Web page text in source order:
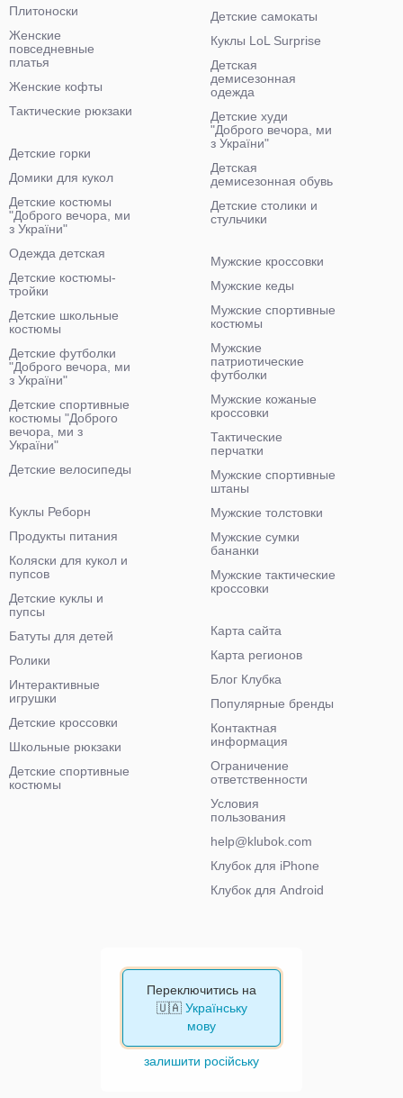
Плитоноски
Женские
повседневные
платья
Женские кофты
Тактические рюкзаки
Детские самокаты
Куклы LoL Surprise
Детская
демисезонная
одежда
Детские худи
"Доброго вечора, ми
з України"
Детская
демисезонная обувь
Детские столики и
стульчики
Детские горки
Домики для кукол
Детские костюмы
"Доброго вечора, ми
з України"
Одежда детская
Детские костюмы-
тройки
Детские школьные
костюмы
Детские футболки
"Доброго вечора, ми
з України"
Детские спортивные
костюмы "Доброго
вечора, ми з
України"
Детские велосипеды
Мужские кроссовки
Мужские кеды
Мужские спортивные
костюмы
Мужские
патриотические
футболки
Мужские кожаные
кроссовки
Тактические
перчатки
Мужские спортивные
штаны
Мужские толстовки
Мужские сумки
бананки
Мужские тактические
кроссовки
Куклы Реборн
Продукты питания
Коляски для кукол и
пупсов
Детские куклы и
пупсы
Батуты для детей
Ролики
Интерактивные
игрушки
Детские кроссовки
Школьные рюкзаки
Детские спортивные
костюмы
Карта сайта
Карта регионов
Блог Клубка
Популярные бренды
Контактная
информация
Ограничение
ответственности
Условия
пользования
help@klubok.com
Клубок для iPhone
Клубок для Android
Переключитись на
🇺🇦 Українську
мову
залишити російську